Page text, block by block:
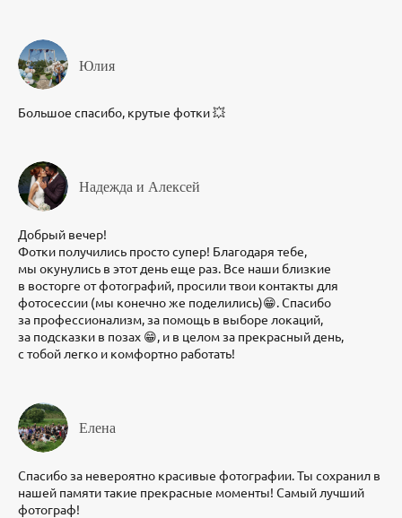
Юлия
Большое спасибо, крутые фотки 💥
Надежда и Алексей
Добрый вечер!
Фотки получились просто супер! Благодаря тебе,
мы окунулись в этот день еще раз. Все наши близкие
в восторге от фотографий, просили твои контакты для
фотосессии (мы конечно же поделились)😁. Спасибо
за профессионализм, за помощь в выборе локаций,
за подсказки в позах 😁, и в целом за прекрасный день,
с тобой легко и комфортно работать!
Елена
Спасибо за невероятно красивые фотографии. Ты сохранил в
нашей памяти такие прекрасные моменты! Самый лучший
фотограф!